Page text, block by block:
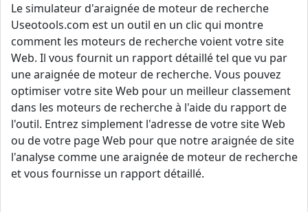
Le simulateur d'araignée de moteur de recherche
Useotools.com est un outil en un clic qui montre
comment les moteurs de recherche voient votre site
Web. Il vous fournit un rapport détaillé tel que vu par
une araignée de moteur de recherche. Vous pouvez
optimiser votre site Web pour un meilleur classement
dans les moteurs de recherche à l'aide du rapport de
l'outil. Entrez simplement l'adresse de votre site Web
ou de votre page Web pour que notre araignée de site
l'analyse comme une araignée de moteur de recherche
et vous fournisse un rapport détaillé.